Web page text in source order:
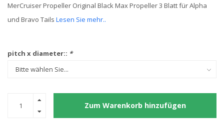
MerCruiser Propeller Original Black Max Propeller 3 Blatt für Alpha
und Bravo Tails Lesen Sie mehr..
pitch x diameter:: *
Zum Warenkorb hinzufügen